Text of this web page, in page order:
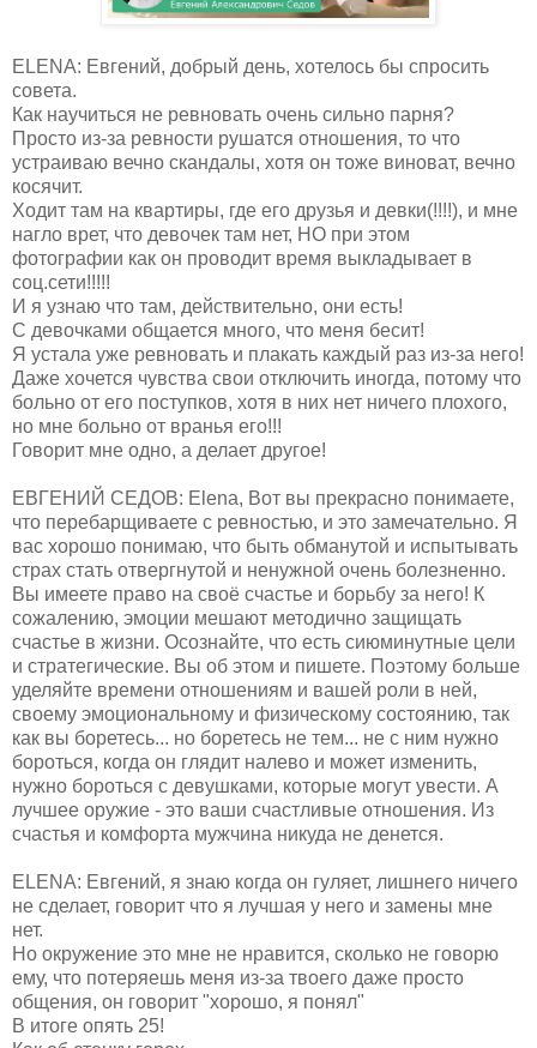
ELENA: Евгений, добрый день, хотелось бы спросить
совета.
Как научиться не ревновать очень сильно парня?
Просто из-за ревности рушатся отношения, то что
устраиваю вечно скандалы, хотя он тоже виноват, вечно
косячит.
Ходит там на квартиры, где его друзья и девки(!!!!), и мне
нагло врет, что девочек там нет, НО при этом
фотографии как он проводит время выкладывает в
соц.сети!!!!!
И я узнаю что там, действительно, они есть!
С девочками общается много, что меня бесит!
Я устала уже ревновать и плакать каждый раз из-за него!
Даже хочется чувства свои отключить иногда, потому что
больно от его поступков, хотя в них нет ничего плохого,
но мне больно от вранья его!!!
Говорит мне одно, а делает другое!
ЕВГЕНИЙ СЕДОВ: Elena, Вот вы прекрасно понимаете,
что перебарщиваете с ревностью, и это замечательно. Я
вас хорошо понимаю, что быть обманутой и испытывать
страх стать отвергнутой и ненужной очень болезненно.
Вы имеете право на своё счастье и борьбу за него! К
сожалению, эмоции мешают методично защищать
счастье в жизни. Осознайте, что есть сиюминутные цели
и стратегические. Вы об этом и пишете. Поэтому больше
уделяйте времени отношениям и вашей роли в ней,
своему эмоциональному и физическому состоянию, так
как вы боретесь... но боретесь не тем... не с ним нужно
бороться, когда он глядит налево и может изменить,
нужно бороться с девушками, которые могут увести. А
лучшее оружие - это ваши счастливые отношения. Из
счастья и комфорта мужчина никуда не денется.
ELENA: Евгений, я знаю когда он гуляет, лишнего ничего
не сделает, говорит что я лучшая у него и замены мне
нет.
Но окружение это мне не нравится, сколько не говорю
ему, что потеряешь меня из-за твоего даже просто
общения, он говорит "хорошо, я понял"
В итоге опять 25!